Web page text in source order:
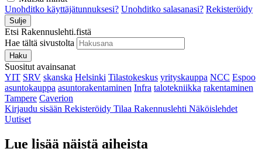
Unohditko käyttäjätunnuksesi? Unohditko salasanasi? Rekisteröidy
Sulje
Etsi Rakennuslehti.fistä
Hae tältä sivustolta
Haku
Suositut avainsanat
YIT SRV skanska Helsinki Tilastokeskus yrityskauppa NCC Espoo
asuntokauppa asuntorakentaminen Infra talotekniikka rakentaminen
Tampere Caverion
Kirjaudu sisään Rekisteröidy Tilaa Rakennuslehti Näköislehdet
Uutiset
Lue lisää näistä aiheista